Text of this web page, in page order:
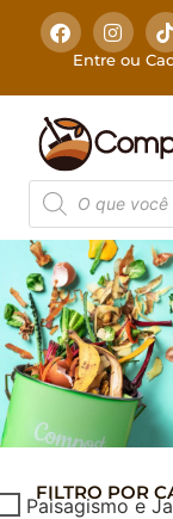
Entre ou
FILTRO POR
Paisagismo e